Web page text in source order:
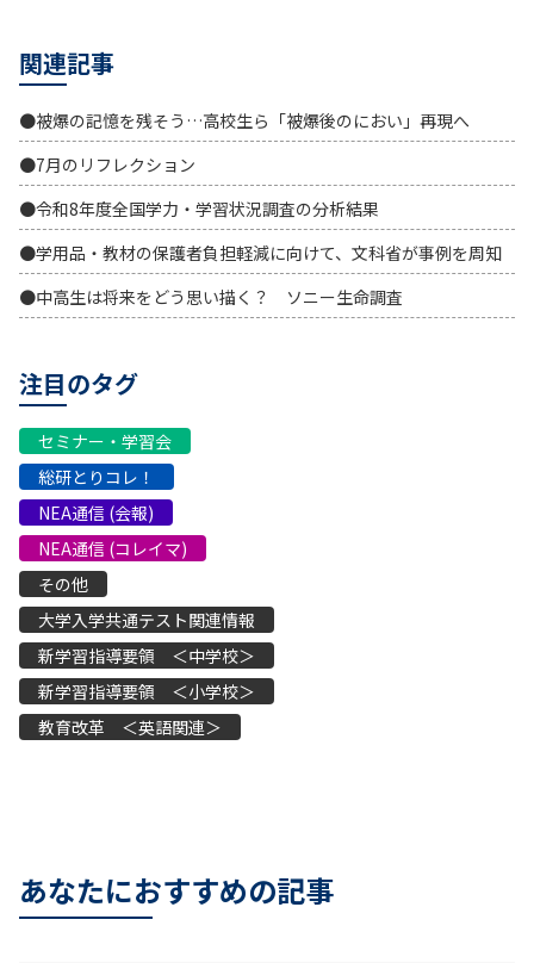
関連記事
●被爆の記憶を残そう…高校生ら「被爆後のにおい」再現へ
●7月のリフレクション
●令和8年度全国学力・学習状況調査の分析結果
●学用品・教材の保護者負担軽減に向けて、文科省が事例を周知
●中高生は将来をどう思い描く？ ソニー生命調査
注目のタグ
セミナー・学習会
総研とりコレ！
NEA通信 (会報)
NEA通信 (コレイマ)
その他
大学入学共通テスト関連情報
新学習指導要領 ＜中学校＞
新学習指導要領 ＜小学校＞
教育改革 ＜英語関連＞
あなたにおすすめの記事